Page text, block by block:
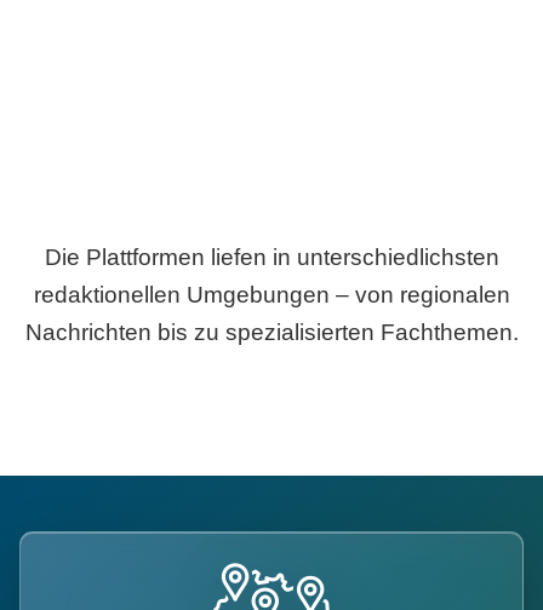
Die Plattformen liefen in unterschiedlichsten
redaktionellen Umgebungen – von regionalen
Nachrichten bis zu spezialisierten Fachthemen.